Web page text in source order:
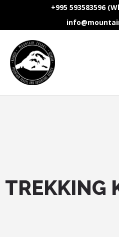
+995 593583596
TREKKING